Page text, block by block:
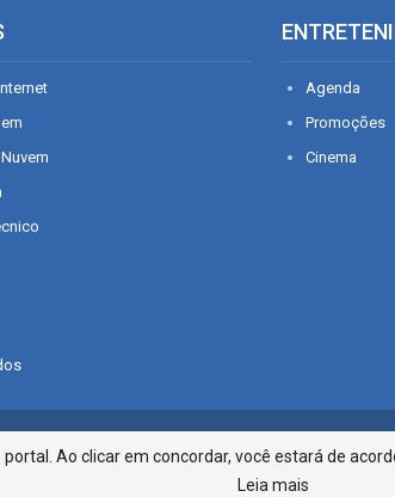
Agenda
Promoções
Cinema
Infonet - Rua
Ao clicar em concordar, você estará de
Leia mais